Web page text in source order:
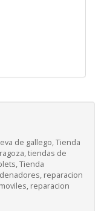
de gallego, Tienda
tiendas de
Tienda
reparacion
reparacion